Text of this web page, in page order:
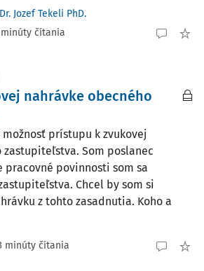
Jozef Tekeli PhD.
čítania
nahrávke obecného
možnosť prístupu k zvukovej
zastupiteľstva. Som poslanec
povinnosti som sa
Chcel by som si
z tohto zasadnutia. Koho a
minúty čítania